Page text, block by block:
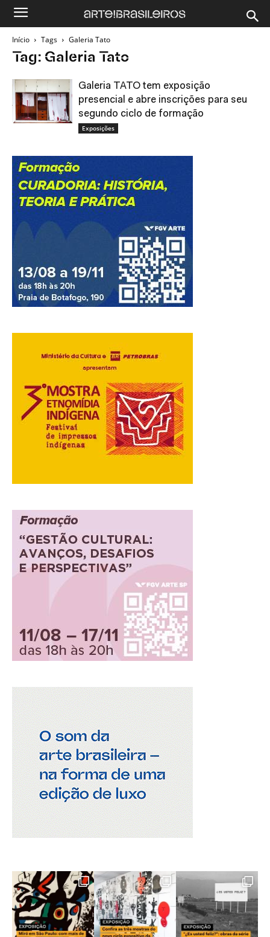
Início Tags Galeria Tato
Tag: Galeria Tato
Galeria TATO tem exposição
presencial e abre inscrições para seu
segundo ciclo de formação
Exposições